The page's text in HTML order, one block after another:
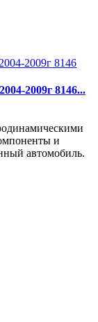
2009г 8146...
и
автомобиль.